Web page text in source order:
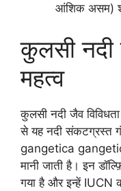
आंशिक असम)
कुलसी नदी
महत्व
कुलसी नदी जैव
से यह नदी संकटग्रस्त
gangetica
मानी जाती है। इन
गया है और इन्हें IUCN